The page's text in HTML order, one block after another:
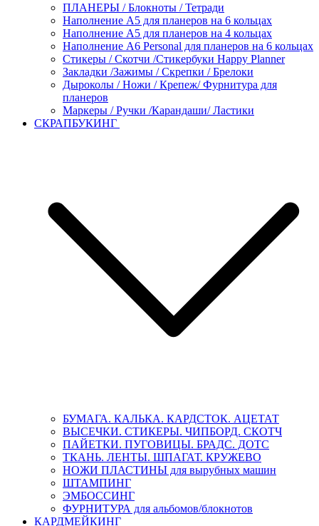
ПЛАНЕРЫ / Блокноты / Тетради
Наполнение А5 для планеров на 6 кольцах
Наполнение А5 для планеров на 4 кольцах
Наполнение А6 Personal для планеров на 6 кольцах
Стикеры / Скотчи /Стикербуки Happy Planner
Закладки /Зажимы / Скрепки / Брелоки
Дыроколы / Ножи / Крепеж/ Фурнитура для
планеров
Маркеры / Ручки /Карандаши/ Ластики
СКРАПБУКИНГ
БУМАГА. КАЛЬКА. КАРДСТОК. АЦЕТАТ
ВЫСЕЧКИ. СТИКЕРЫ. ЧИПБОРД. СКОТЧ
ПАЙЕТКИ. ПУГОВИЦЫ. БРАДС. ДОТС
ТКАНЬ. ЛЕНТЫ. ШПАГАТ. КРУЖЕВО
НОЖИ ПЛАСТИНЫ для вырубных машин
ШТАМПИНГ
ЭМБОССИНГ
ФУРНИТУРА для альбомов/блокнотов
КАРДМЕЙКИНГ